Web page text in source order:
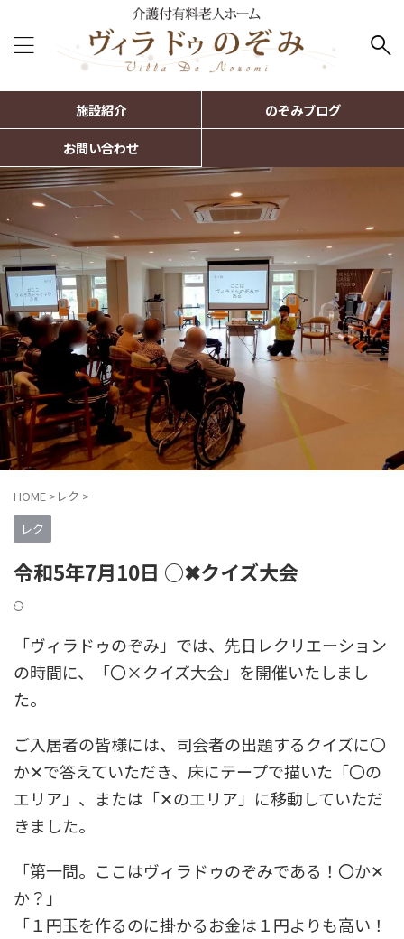
施設紹介
のぞみブログ
お問い合わせ
HOME > レク >
レク
令和5年7月10日 ○✖クイズ大会
「ヴィラドゥのぞみ」では、先日レクリエーション
の時間に、「〇×クイズ大会」を開催いたしまし
た。
ご入居者の皆様には、司会者の出題するクイズに〇
か✕で答えていただき、床にテープで描いた「〇の
エリア」、または「✕のエリア」に移動していただ
きました。
「第一問。ここはヴィラドゥのぞみである！〇か✕
か？」
「１円玉を作るのに掛かるお金は１円よりも高い！